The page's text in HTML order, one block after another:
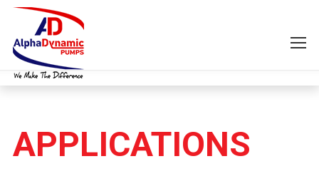
APPLICATIONS